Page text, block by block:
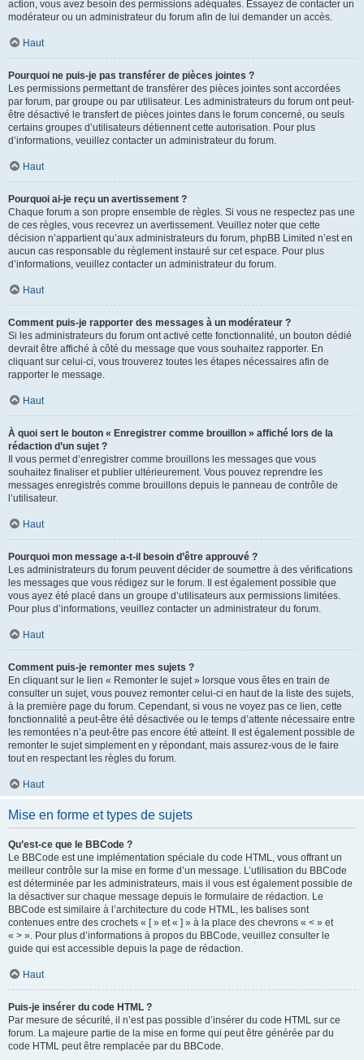
action, vous avez besoin des permissions adéquates. Essayez de contacter un
modérateur ou un administrateur du forum afin de lui demander un accès.
Haut
Pourquoi ne puis-je pas transférer de pièces jointes ?
Les permissions permettant de transférer des pièces jointes sont accordées
par forum, par groupe ou par utilisateur. Les administrateurs du forum ont peut-
être désactivé le transfert de pièces jointes dans le forum concerné, ou seuls
certains groupes d’utilisateurs détiennent cette autorisation. Pour plus
d’informations, veuillez contacter un administrateur du forum.
Haut
Pourquoi ai-je reçu un avertissement ?
Chaque forum a son propre ensemble de règles. Si vous ne respectez pas une
de ces règles, vous recevrez un avertissement. Veuillez noter que cette
décision n’appartient qu’aux administrateurs du forum, phpBB Limited n’est en
aucun cas responsable du règlement instauré sur cet espace. Pour plus
d’informations, veuillez contacter un administrateur du forum.
Haut
Comment puis-je rapporter des messages à un modérateur ?
Si les administrateurs du forum ont activé cette fonctionnalité, un bouton dédié
devrait être affiché à côté du message que vous souhaitez rapporter. En
cliquant sur celui-ci, vous trouverez toutes les étapes nécessaires afin de
rapporter le message.
Haut
À quoi sert le bouton « Enregistrer comme brouillon » affiché lors de la
rédaction d’un sujet ?
Il vous permet d’enregistrer comme brouillons les messages que vous
souhaitez finaliser et publier ultérieurement. Vous pouvez reprendre les
messages enregistrés comme brouillons depuis le panneau de contrôle de
l’utilisateur.
Haut
Pourquoi mon message a-t-il besoin d’être approuvé ?
Les administrateurs du forum peuvent décider de soumettre à des vérifications
les messages que vous rédigez sur le forum. Il est également possible que
vous ayez été placé dans un groupe d’utilisateurs aux permissions limitées.
Pour plus d’informations, veuillez contacter un administrateur du forum.
Haut
Comment puis-je remonter mes sujets ?
En cliquant sur le lien « Remonter le sujet » lorsque vous êtes en train de
consulter un sujet, vous pouvez remonter celui-ci en haut de la liste des sujets,
à la première page du forum. Cependant, si vous ne voyez pas ce lien, cette
fonctionnalité a peut-être été désactivée ou le temps d’attente nécessaire entre
les remontées n’a peut-être pas encore été atteint. Il est également possible de
remonter le sujet simplement en y répondant, mais assurez-vous de le faire
tout en respectant les règles du forum.
Haut
Mise en forme et types de sujets
Qu’est-ce que le BBCode ?
Le BBCode est une implémentation spéciale du code HTML, vous offrant un
meilleur contrôle sur la mise en forme d’un message. L’utilisation du BBCode
est déterminée par les administrateurs, mais il vous est également possible de
la désactiver sur chaque message depuis le formulaire de rédaction. Le
BBCode est similaire à l’architecture du code HTML, les balises sont
contenues entre des crochets « [ » et « ] » à la place des chevrons « < » et
« > ». Pour plus d’informations à propos du BBCode, veuillez consulter le
guide qui est accessible depuis la page de rédaction.
Haut
Puis-je insérer du code HTML ?
Par mesure de sécurité, il n’est pas possible d’insérer du code HTML sur ce
forum. La majeure partie de la mise en forme qui peut être générée par du
code HTML peut être remplacée par du BBCode.